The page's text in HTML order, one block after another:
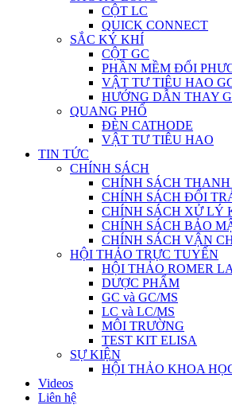
CỘT LC
QUICK CONNECT
SẮC KÝ KHÍ
CỘT GC
PHẦN MỀM ĐỔI
VẬT TƯ TIÊU HAO
HƯỚNG DẪN THAY
QUANG PHỔ
ĐÈN CATHODE
VẬT TƯ TIÊU HAO
TIN TỨC
CHÍNH SÁCH
CHÍNH SÁCH
CHÍNH SÁCH ĐỔI
CHÍNH SÁCH XỬ LÝ
CHÍNH SÁCH BẢO
CHÍNH SÁCH VẬN
HỘI THẢO TRỰC TUYẾN
HỘI THẢO ROMER
DƯỢC PHẨM
GC và GC/MS
LC và LC/MS
MÔI TRƯỜNG
TEST KIT ELISA
SỰ KIỆN
HỘI THẢO KHOA
Videos
Liên hệ